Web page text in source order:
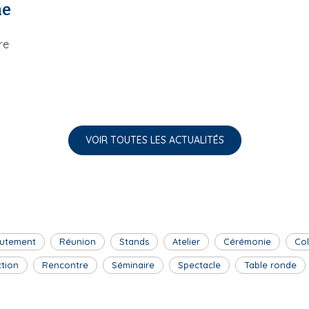
VOIR TOUTES LES ACTUALITÉS
Réunion Stands Atelier Cérémonie
Rencontre Séminaire Spectacle Table ronde